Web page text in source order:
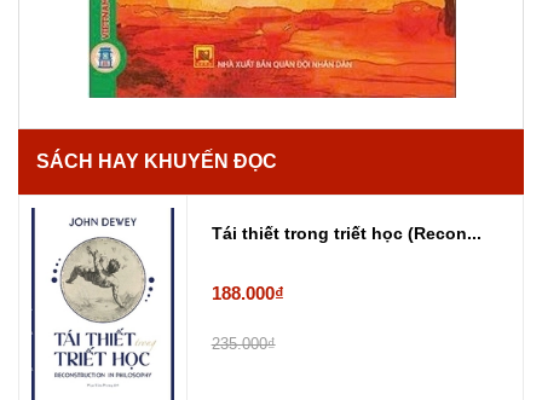
SÁCH HAY KHUYẾN ĐỌC
Tái thiết trong triết học (Recon...
188.000₫
235.000₫